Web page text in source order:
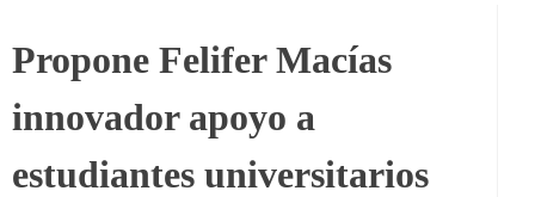
Propone Felifer Macías
innovador apoyo a
estudiantes universitarios